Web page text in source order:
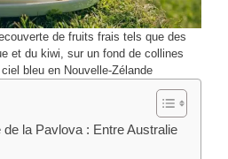
de fruits frais tels que des
et du kiwi, sur un fond de collines
bleu en Nouvelle-Zélande
de la Pavlova : Entre Australie